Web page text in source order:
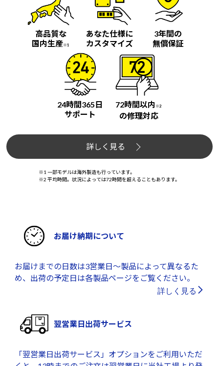
高品質な
国内生産※1
あなた仕様に
カスタマイズ
3年間の
無償保証
24時間365日
サポート
72時間以内 ※2
の修理対応
詳しく見る
※1 一部モデルは海外製造も行っています。
※2 平均時間。状況によっては72時間を超えることもあります。
お届け納期について
お届けまでの日数は3営業日～製品によって異なるた
め、出荷の予定日は各製品ページをご覧ください。
詳しく見る
翌営業日出荷サービス
「翌営業日出荷サービス」オプションをご利用いただ